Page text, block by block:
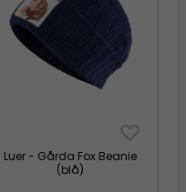
Luer - Gårda Fox Beanie
(blå)